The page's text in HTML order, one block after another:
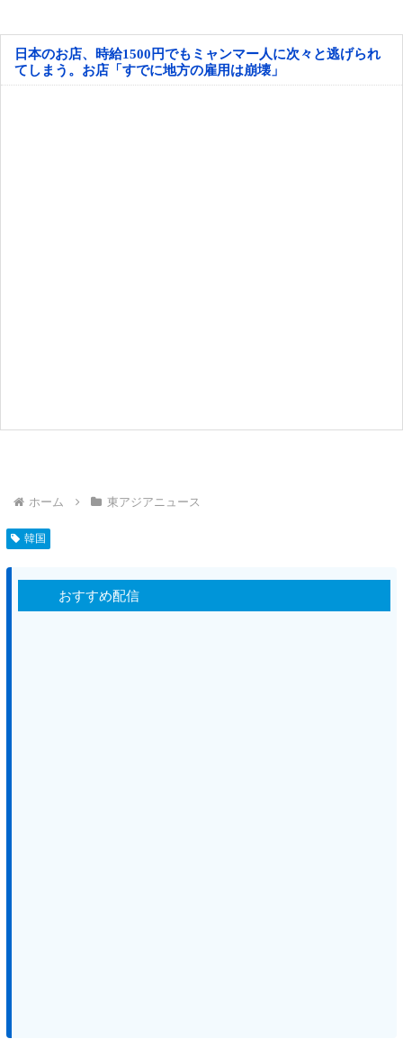
日本のお店、時給1500円でもミャンマー人に次々と逃げられ
てしまう。お店「すでに地方の雇用は崩壊」
ホーム 東アジアニュース
韓国
おすすめ配信